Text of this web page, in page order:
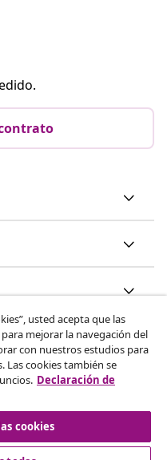
usted acepta que las
mejorar la navegación del
con nuestros estudios para
Las cookies también se
Declaración de
cookies